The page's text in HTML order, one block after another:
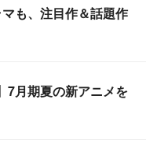
も、注目作＆話題作
7月期夏の新アニメを